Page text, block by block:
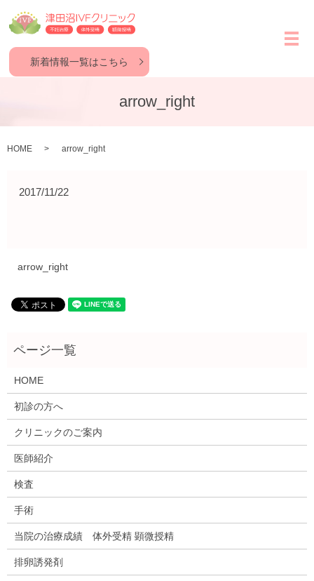
新着情報一覧はこちら
メ
arrow_right
HOME arrow_right
2017/11/22
arrow_right
HOME
初診の方へ
クリニックのご案内
医師紹介
検査
手術
当院の治療成績 体外受精 顕微授精
排卵誘発剤